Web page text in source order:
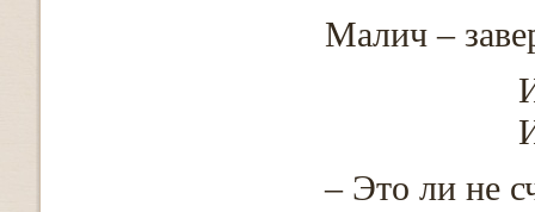
Малич –
– Это ли не